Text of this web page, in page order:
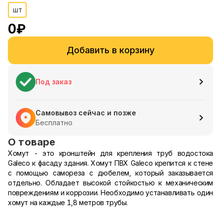
шт
0₽
Добавить в корзину
Под заказ
Самовывоз сейчас и позже
Бесплатно
О товаре
Хомут - это кронштейн для крепления труб водостока
Galeco к фасаду здания. Хомут ПВХ Galeco крепится к стене
с помощью самореза с дюбелем, который заказывается
отдельно. Обладает высокой стойкостью к механическим
повреждениям и коррозии. Необходимо устанавливать один
хомут на каждые 1,8 метров трубы.